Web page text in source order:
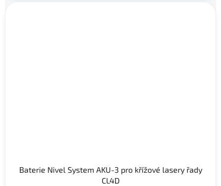
Baterie Nivel System AKU-3 pro křížové lasery řady
CL4D